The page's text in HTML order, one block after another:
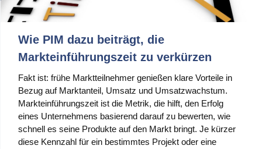
Wie PIM dazu beiträgt, die
Markteinführungszeit zu verkürzen
Fakt ist: frühe Marktteilnehmer genießen klare Vorteile in
Bezug auf Marktanteil, Umsatz und Umsatzwachstum.
Markteinführungszeit ist die Metrik, die hilft, den Erfolg
eines Unternehmens basierend darauf zu bewerten, wie
schnell es seine Produkte auf den Markt bringt. Je kürzer
diese Kennzahl für ein bestimmtes Projekt oder eine